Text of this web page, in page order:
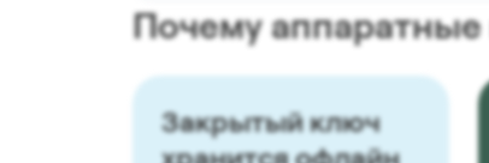
Почему
Закрытый ключ